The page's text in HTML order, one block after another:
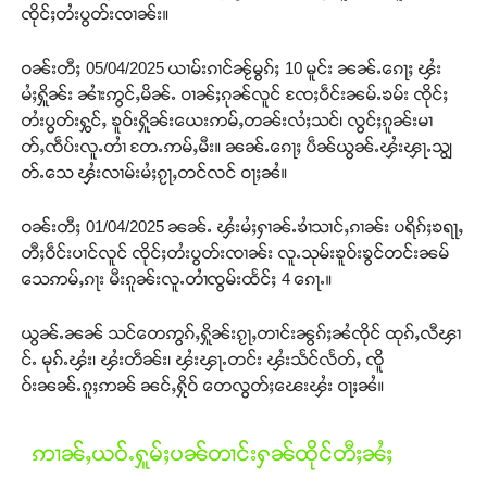
Support SHAN
တႃႇႁႂ်ႈသဵင်ၵၢင်ၸႂ်ၵူၼ်းမိူင်း ၵူႈတီႈၵူႈလႅၼ်ပေႃးတေၸွ
တ်ႇ တူဝ်ႈလုမ်ႈၾႃႉၼၼ်ႉ ၶဝ်ႈႁူမ်ႈၵမ်ႉထႅမ် ၸုမ်းၶၢ
ဝ်ႇၽူႈတွႆႇႁွၵ်ႈ လႆႈယူႇၶႃႈဢေႃႈ။
Donate Now
ၸိုင်ႈတႆးပွတ်းၸၢၼ်း။
ဝၼ်းတီႈ 05/04/2025 ယၢမ်းၵၢင်ၼႂ်မွၵ်ႈ 10 မူင်း ၼၼ်ႉၵေႃႈ ၾႆး
မႆႈႁိူၼ်း ၼၢႆးဢွင်ႇမိၼ်ႉ ဝၢၼ်ႈၵုၼ်လူင် ၸႄႈဝဵင်းၼမ်ႉၶမ်း ၸိုင်ႈ
တႆးပွတ်းႁွင်ႇ ၶူဝ်းႁိူၼ်းယေးဢမ်ႇတၼ်းလႆႈသင်၊ လွင်ႈၵူၼ်းမၢ
တ်ႇၸဵပ်းလူႉတၢႆ တႄႉဢမ်ႇမီး။ ၼၼ်ႉၵေႃႈ ပဵၼ်ယွၼ်ႉၾႆးၾႃႉသျွ
တ်ႉသေ ၾႆးလၢမ်းမႆႈၵႂႃႇတင်လင် ဝႃႈၼႆ။
ဝၼ်းတီႈ 01/04/2025 ၼၼ်ႉ ၾႆးမႆႈႁၢၼ်ႉၶၢႆသၢင်ႇၵၢၼ်း ပရိၵ်ႈၶရႃႇ
တီႈဝဵင်းပၢင်လူင် ၸိုင်ႈတႆးပွတ်းၸၢၼ်း လူႉသုမ်းၶူဝ်းၶွင်တင်းၼမ်
သေဢမ်ႇၵႃး မီးၵူၼ်းလူႉတၢႆၸွမ်းထႅင်ႈ 4 ၵေႃႉ။
ယွၼ်ႉၼၼ် သင်တေဢွၵ်ႇႁိူၼ်းၵႂႃႇတၢင်းၼွၵ်ႈၼႆၸိုင် ထုၵ်ႇလီၾၢ
င်ႉ မုၵ်ႉၾႆး၊ ၾႆးတဵၼ်း၊ ၾႆးၾႃႉတင်း ၾႆးသႅင်လႅတ်ႇ ၸိူ
ဝ်းၼၼ်ႉၵူႈဢၼ် ၼင်ႇႁိုဝ် တေလွတ်ႈၽေးၾႆး ဝႃႈၼႆ။
ဢၢၼ်ႇယဝ်ႉႁူမ်ႈပၼ်တၢင်းႁၼ်ထိုင်တီႈၼႆႈ